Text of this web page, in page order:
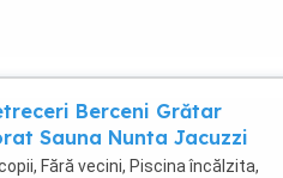
Berceni Grătar
Sauna Nunta Jacuzzi
Fără vecini, Piscina încălzita,